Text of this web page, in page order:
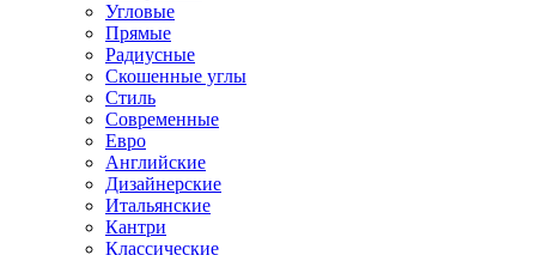
Угловые
Прямые
Радиусные
Скошенные углы
Стиль
Современные
Евро
Английские
Дизайнерские
Итальянские
Кантри
Классические